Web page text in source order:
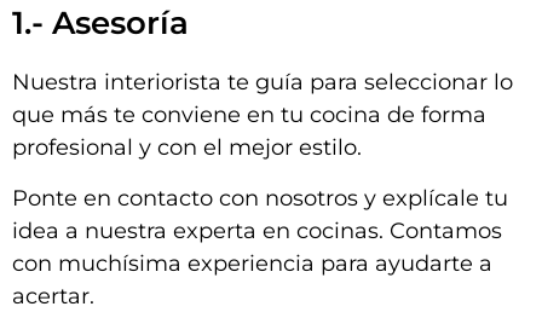
1.- Asesoría
Nuestra interiorista te guía para seleccionar lo
que más te conviene en tu cocina de forma
profesional y con el mejor estilo.
Ponte en contacto con nosotros y explícale tu
idea a nuestra experta en cocinas. Contamos
con muchísima experiencia para ayudarte a
acertar.